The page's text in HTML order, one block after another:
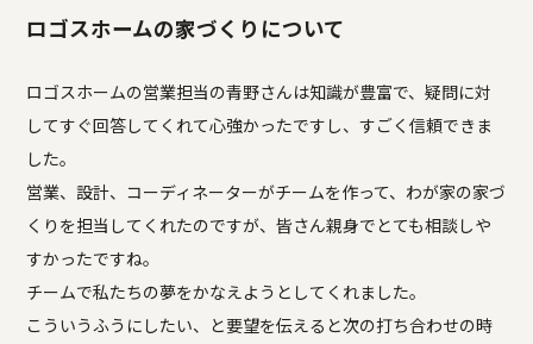
ロゴスホームの家づくりについて
ロゴスホームの営業担当の青野さんは知識が豊富で、疑問に対
してすぐ回答してくれて心強かったですし、すごく信頼できま
した。
営業、設計、コーディネーターがチームを作って、わが家の家づ
くりを担当してくれたのですが、皆さん親身でとても相談しや
すかったですね。
チームで私たちの夢をかなえようとしてくれました。
こういうふうにしたい、と要望を伝えると次の打ち合わせの時